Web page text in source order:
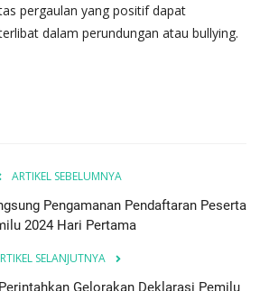
pergaulan yang positif dapat
dalam perundungan atau bullying.
ARTIKEL SEBELUMNYA
Pengamanan Pendaftaran Peserta
2024 Hari Pertama
SELANJUTNYA
Gelorakan Deklarasi Pemilu